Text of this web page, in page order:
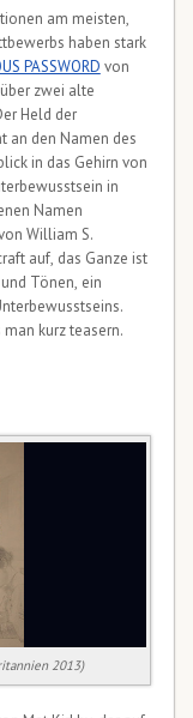
am meisten,
haben stark
PASSWORD von
zwei alte
Held der
an den Namen des
in das Gehirn von
in
Namen
William S.
auf, das Ganze ist
Tönen, ein
kurz teasern.
2013)